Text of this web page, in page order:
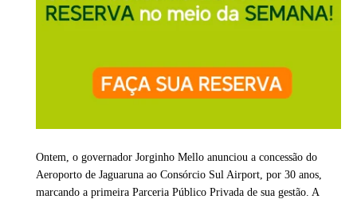
Ontem, o governador Jorginho Mello anunciou a concessão do
Aeroporto de Jaguaruna ao Consórcio Sul Airport, por 30 anos,
marcando a primeira Parceria Público Privada de sua gestão. A